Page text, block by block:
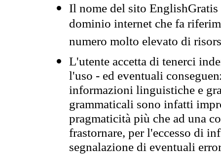
Il nome del sito
dominio internet che fa
numero molto elevato di
L'utente accetta di tenerci
l'uso - ed eventuali
informazioni linguistiche e
grammaticali sono infatti
pragmaticità più che ad una
frastornare, per l'eccesso di
segnalazione di eventuali